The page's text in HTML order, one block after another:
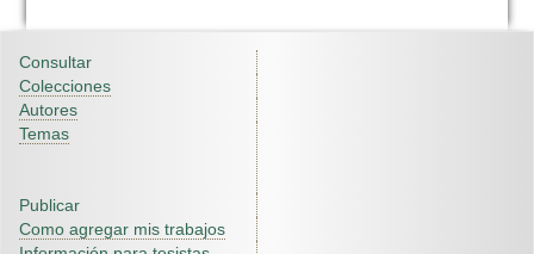
Consultar
Colecciones
Autores
Temas
Publicar
Como agregar mis trabajos